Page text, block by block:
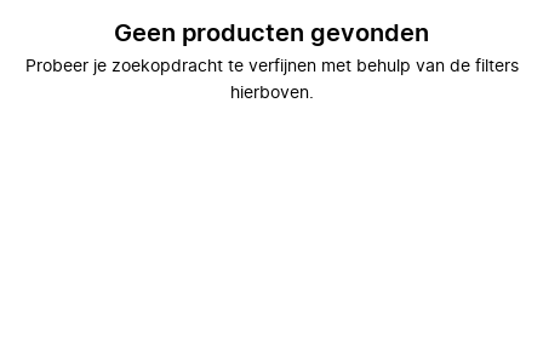
Geen producten gevonden
Probeer je zoekopdracht te verfijnen met behulp van de filters
hierboven.